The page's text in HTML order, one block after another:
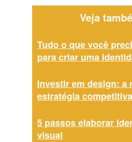
Veja
Tudo o que você
para criar uma
Investir em design: a
estratégia competitiva
5 passos elaborar
visual